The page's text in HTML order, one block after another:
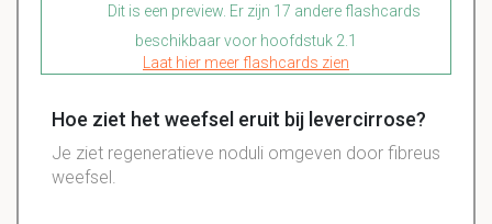
Dit is een preview. Er zijn 17 andere flashcards
beschikbaar voor hoofdstuk 2.1
Laat hier meer flashcards zien
Hoe ziet het weefsel eruit bij levercirrose?
Je ziet regeneratieve noduli omgeven door fibreus
weefsel.